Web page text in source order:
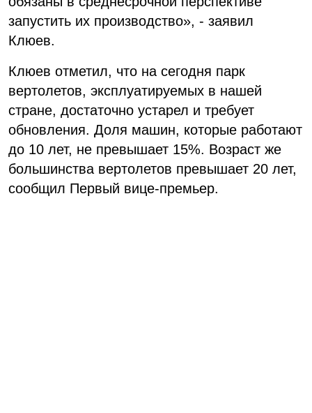
запустить их производство», - заявил
Клюев.
Клюев отметил, что на сегодня парк
вертолетов, эксплуатируемых в нашей
стране, достаточно устарел и требует
обновления. Доля машин, которые работают
до 10 лет, не превышает 15%. Возраст же
большинства вертолетов превышает 20 лет,
сообщил Первый вице-премьер.